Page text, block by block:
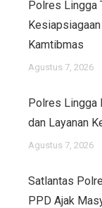
Polres Lingga
Kamtibmas
Agustus 7, 2026
Polres Lingga
dan Layanan
Agustus 7, 2026
Satlantas
PPD Ajak